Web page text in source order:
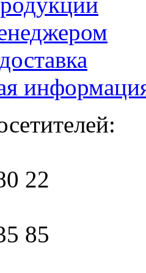
22
85